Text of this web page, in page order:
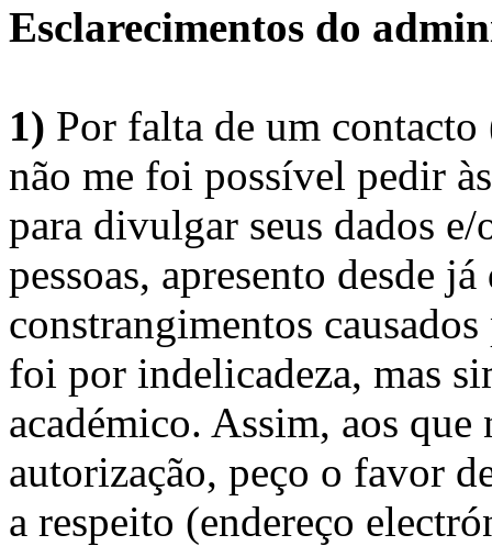
Esclarecimentos do
1) Por falta de um
não me foi possível pedir
para divulgar seus dados
pessoas, apresento desde
constrangimentos
foi por indelicadeza, mas
académico. Assim, aos
autorização, peço o favor
a respeito (endereço